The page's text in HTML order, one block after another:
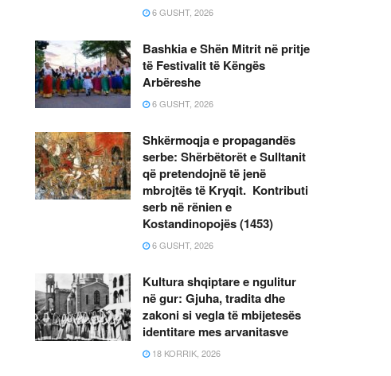
6 GUSHT, 2026
Bashkia e Shën Mitrit në pritje
të Festivalit të Këngës
Arbëreshe
6 GUSHT, 2026
Shkërmoqja e propagandës
serbe: Shërbëtorët e Sulltanit
që pretendojnë të jenë
mbrojtës të Kryqit. Kontributi
serb në rënien e
Kostandinopojës (1453)
6 GUSHT, 2026
Kultura shqiptare e ngulitur
në gur: Gjuha, tradita dhe
zakoni si vegla të mbijetesës
identitare mes arvanitasve
18 KORRIK, 2026